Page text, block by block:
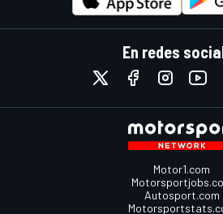
En redes
Motor1.com
Autosport.com